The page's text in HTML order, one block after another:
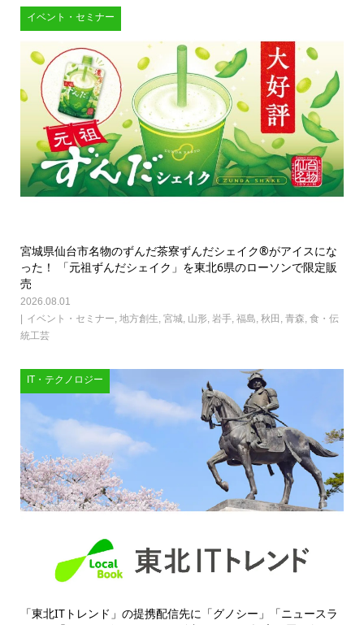
イベント・セミナー
宮城県仙台市名物のずんだ茶寮ずんだシェイク®がアイスにな
った！ 「元祖ずんだシェイク」を東北6県のローソンで限定販
売
2026.08.01
イベント・セミナー, 地方創生, 宮城, 山形, 岩手, 福島, 秋田 , 青森, 食・伝
統工芸
IT・テクノロジー
「東北ITトレンド」の提携配信先に「グノシー」「ニュースラ